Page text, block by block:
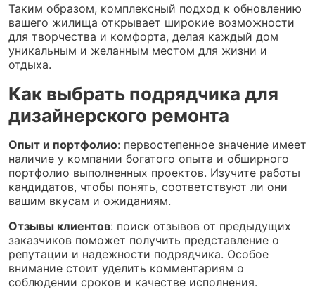
Таким образом, комплексный подход к обновлению
вашего жилища открывает широкие возможности
для творчества и комфорта, делая каждый дом
уникальным и желанным местом для жизни и
отдыха.
Как выбрать подрядчика для
дизайнерского ремонта
Опыт и портфолио: первостепенное значение имеет
наличие у компании богатого опыта и обширного
портфолио выполненных проектов. Изучите работы
кандидатов, чтобы понять, соответствуют ли они
вашим вкусам и ожиданиям.
Отзывы клиентов: поиск отзывов от предыдущих
заказчиков поможет получить представление о
репутации и надежности подрядчика. Особое
внимание стоит уделить комментариям о
соблюдении сроков и качестве исполнения.